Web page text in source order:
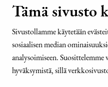
Tämä sivusto
Sivustollamme käytetään
sosiaalisen median
analysoimiseen.
hyväksymistä, sillä
Presidentti.fi-sivuston
Yhteystiedot